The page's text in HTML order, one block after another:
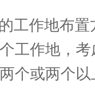
工作地布
工作地，
个或两个